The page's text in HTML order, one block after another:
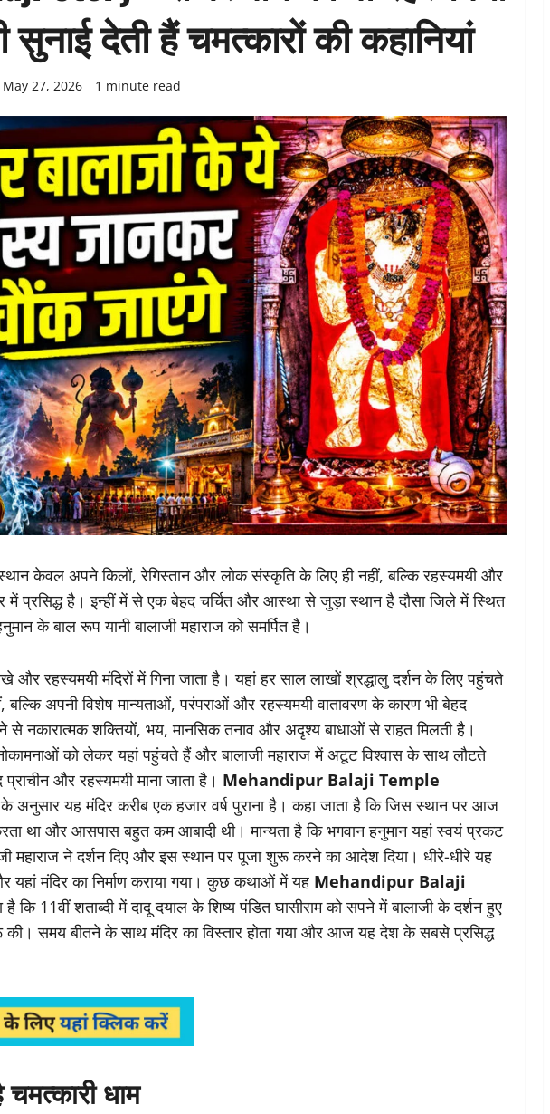
देती हैं चमत्कारों की कहानियां
May 27, 2026 1 minute read
केवल अपने किलों, रेगिस्तान और लोक संस्कृति के लिए ही नहीं, बल्कि रहस्यमयी और
में प्रसिद्ध है। इन्हीं में से एक बेहद चर्चित और आस्था से जुड़ा स्थान है दौसा जिले में स्थित
के बाल रूप यानी बालाजी महाराज को समर्पित है।
रहस्यमयी मंदिरों में गिना जाता है। यहां हर साल लाखों श्रद्धालु दर्शन के लिए पहुंचते
अपनी विशेष मान्यताओं, परंपराओं और रहस्यमयी वातावरण के कारण भी बेहद
से नकारात्मक शक्तियों, भय, मानसिक तनाव और अदृश्य बाधाओं से राहत मिलती है।
को लेकर यहां पहुंचते हैं और बालाजी महाराज में अटूट विश्वास के साथ लौटते
और रहस्यमयी माना जाता है। Mehandipur Balaji Temple
यह मंदिर करीब एक हजार वर्ष पुराना है। कहा जाता है कि जिस स्थान पर आज
था और आसपास बहुत कम आबादी थी। मान्यता है कि भगवान हनुमान यहां स्वयं प्रकट
महाराज ने दर्शन दिए और इस स्थान पर पूजा शुरू करने का आदेश दिया। धीरे-धीरे यह
मंदिर का निर्माण कराया गया। कुछ कथाओं में यह Mehandipur Balaji
कि 11वीं शताब्दी में दादू दयाल के शिष्य पंडित घासीराम को सपने में बालाजी के दर्शन हुए
समय बीतने के साथ मंदिर का विस्तार होता गया और आज यह देश के सबसे प्रसिद्ध
धाम